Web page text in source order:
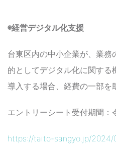
◉経営デジタル化支援
台東区内の中小企業が、業務
的としてデジタル化に関す
導入する場合、経費の一部を
エントリーシート受付期間
https://taito-sangyo.jp/